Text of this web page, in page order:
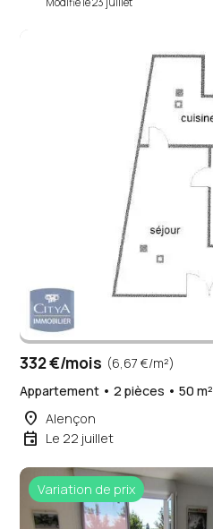
332 €/mois (6,67 €/m²)
Appartement • 2 pièces • 50 m²
place Alençon
event Le 22 juillet
Variation de prix